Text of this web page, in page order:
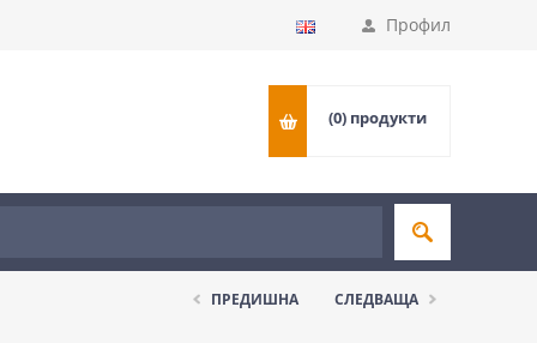
Профил
(0) продукти
ПРЕДИШНА СЛЕДВАЩА